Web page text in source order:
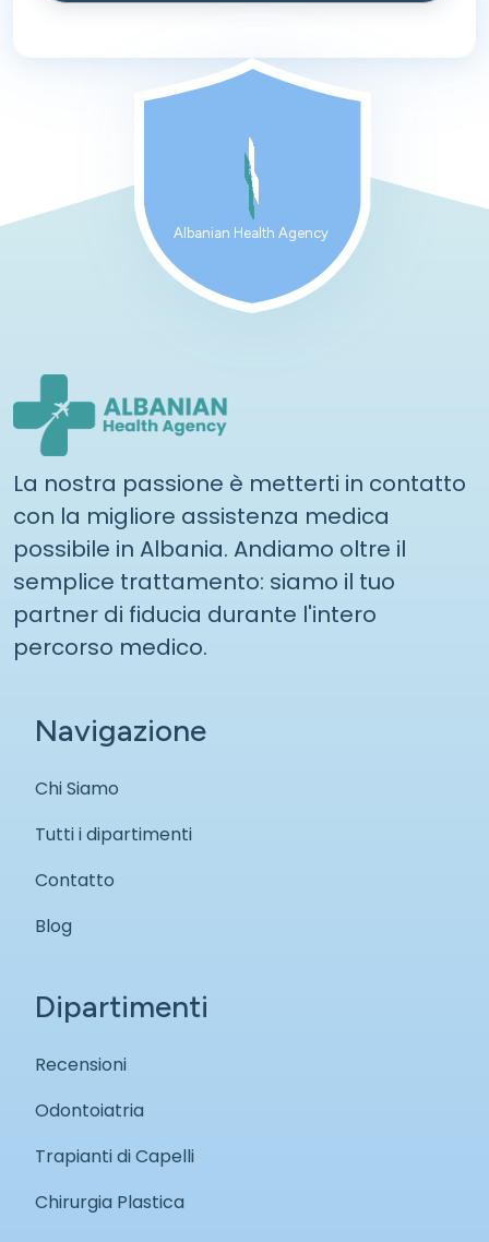
Albanian Health Agency
La nostra passione è metterti in contatto
con la migliore assistenza medica
possibile in Albania. Andiamo oltre il
semplice trattamento: siamo il tuo
partner di fiducia durante l'intero
percorso medico.
Navigazione
Chi Siamo
Tutti i dipartimenti
Contatto
Blog
Dipartimenti
Recensioni
Odontoiatria
Trapianti di Capelli
Chirurgia Plastica